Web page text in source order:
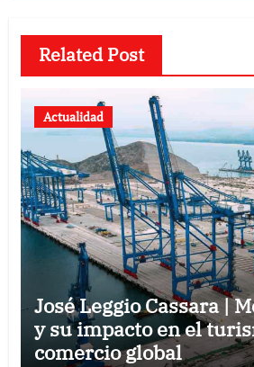
Related Post
Actualidad
José Leggio Cassara |
y su impacto en el
comercio global